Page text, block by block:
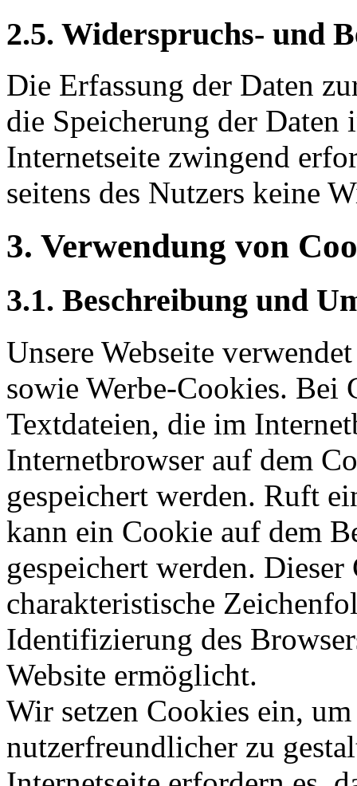
2.5. Widerspruchs- und
Die Erfassung der Daten
die Speicherung der
Internetseite zwingend
seitens des Nutzers keine
3. Verwendung von
3.1. Beschreibung und
Unsere Webseite
sowie Werbe-Cookies. Bei
Textdateien, die im
Internetbrowser auf dem
gespeichert werden. Ruft
kann ein Cookie auf dem
gespeichert werden.
charakteristische
Identifizierung des
Website ermöglicht.
Wir setzen Cookies ein, um
nutzerfreundlicher zu